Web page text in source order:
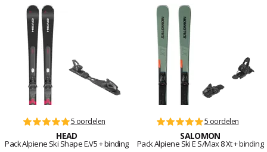
5 oordelen
HEAD
Pack Alpiene Ski Shape E.V5 + binding
5 oordelen
SALOMON
Pack Alpiene Ski E S/Max 8 Xt + binding